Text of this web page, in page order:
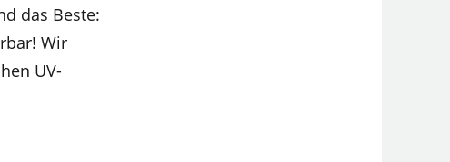
das Beste:
Wir
UV-